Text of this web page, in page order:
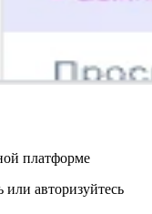
платформе
или авторизуйтесь